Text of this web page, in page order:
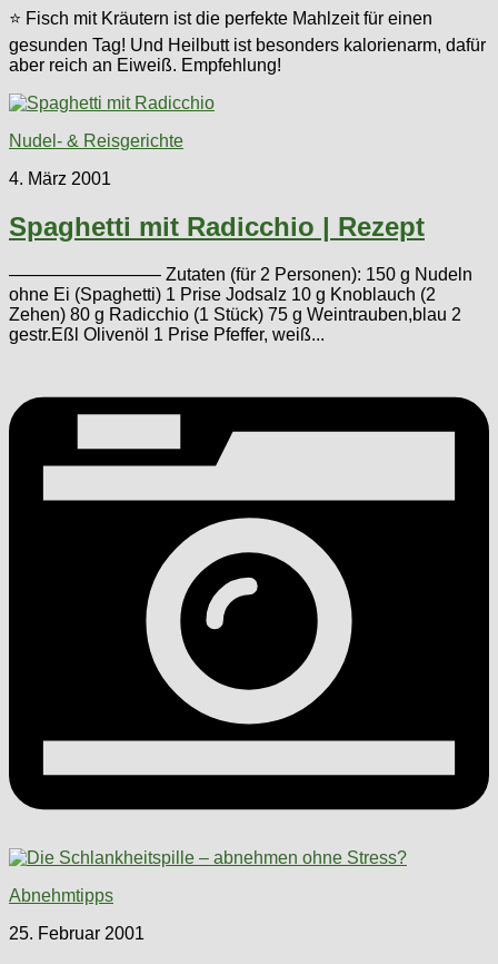
⭐ Fisch mit Kräutern ist die perfekte Mahlzeit für einen
gesunden Tag! Und Heilbutt ist besonders kalorienarm, dafür
aber reich an Eiweiß. Empfehlung!
Nudel- & Reisgerichte
4. März 2001
Spaghetti mit Radicchio | Rezept
————————– Zutaten (für 2 Personen): 150 g Nudeln
ohne Ei (Spaghetti) 1 Prise Jodsalz 10 g Knoblauch (2
Zehen) 80 g Radicchio (1 Stück) 75 g Weintrauben,blau 2
gestr.Eßl Olivenöl 1 Prise Pfeffer, weiß...
Abnehmtipps
25. Februar 2001